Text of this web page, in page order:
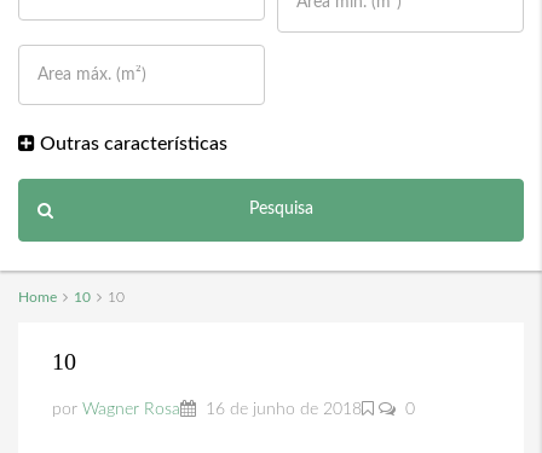
Outras características
Pesquisa
Home 10 10
10
por Wagner Rosa 16 de junho de 2018 0